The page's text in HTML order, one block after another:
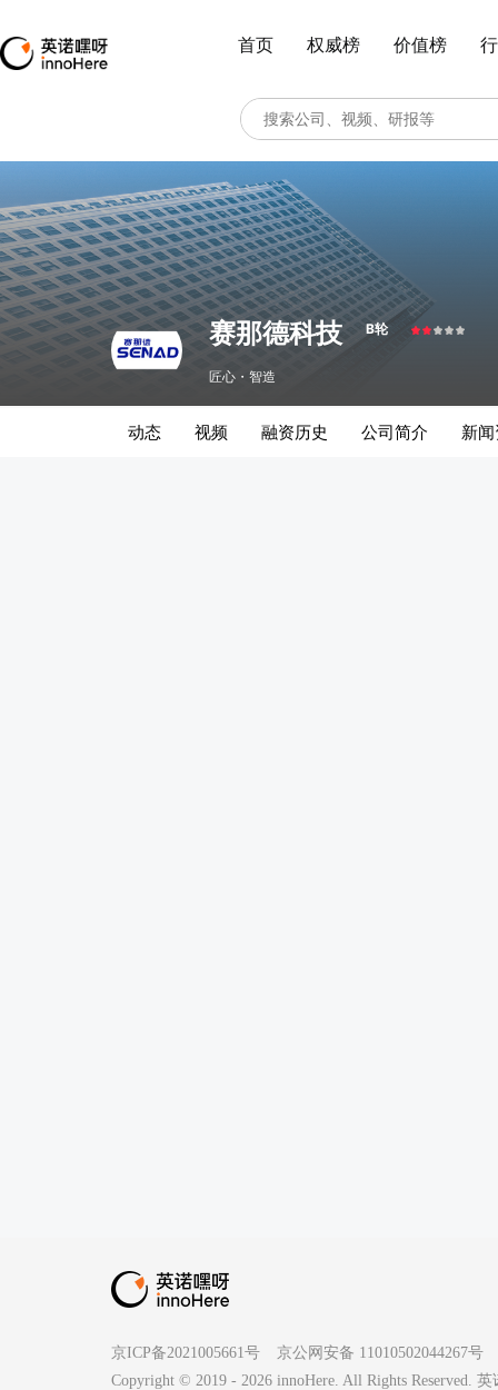
首页 权威榜 价值榜
赛那德科技 B轮
匠心・智造
动态 视频 融资历史 公司简介 新
京ICP备2021005661号
京公网安备 11010502044267号
Copyright © 2019 - 2026 innoHere. All Rights Reserved.